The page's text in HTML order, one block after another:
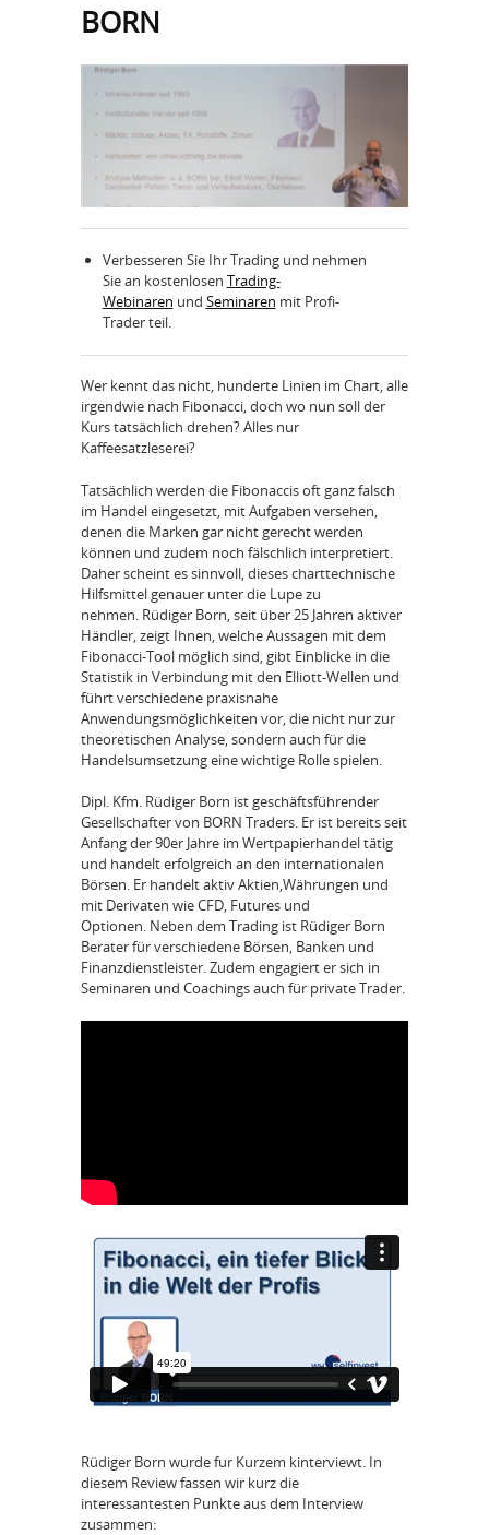
BORN
Verbesseren Sie Ihr Trading und nehmen
Sie an kostenlosen Trading-
Webinaren und Seminaren mit Profi-
Trader teil.
Wer kennt das nicht, hunderte Linien im Chart, alle
irgendwie nach Fibonacci, doch wo nun soll der
Kurs tatsächlich drehen? Alles nur
Kaffeesatzleserei?
Tatsächlich werden die Fibonaccis oft ganz falsch
im Handel eingesetzt, mit Aufgaben versehen,
denen die Marken gar nicht gerecht werden
können und zudem noch fälschlich interpretiert.
Daher scheint es sinnvoll, dieses charttechnische
Hilfsmittel genauer unter die Lupe zu
nehmen. Rüdiger Born, seit über 25 Jahren aktiver
Händler, zeigt Ihnen, welche Aussagen mit dem
Fibonacci-Tool möglich sind, gibt Einblicke in die
Statistik in Verbindung mit den Elliott-Wellen und
führt verschiedene praxisnahe
Anwendungsmöglichkeiten vor, die nicht nur zur
theoretischen Analyse, sondern auch für die
Handelsumsetzung eine wichtige Rolle spielen.
Dipl. Kfm. Rüdiger Born ist geschäftsführender
Gesellschafter von BORN Traders. Er ist bereits seit
Anfang der 90er Jahre im Wertpapierhandel tätig
und handelt erfolgreich an den internationalen
Börsen. Er handelt aktiv Aktien,Währungen und
mit Derivaten wie CFD, Futures und
Optionen. Neben dem Trading ist Rüdiger Born
Berater für verschiedene Börsen, Banken und
Finanzdienstleister. Zudem engagiert er sich in
Seminaren und Coachings auch für private Trader.
Rüdiger Born wurde fur Kurzem kinterviewt. In
diesem Review fassen wir kurz die
interessantesten Punkte aus dem Interview
zusammen: